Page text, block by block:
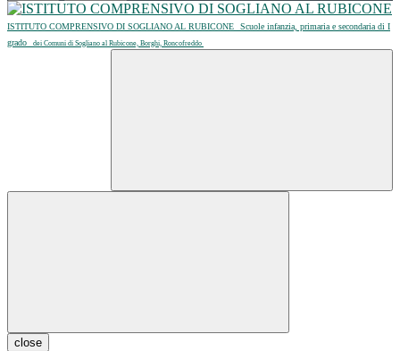
ISTITUTO COMPRENSIVO DI SOGLIANO AL RUBICONE
Scuole infanzia, primaria e secondaria di I
grado
dei Comuni di Sogliano al Rubicone, Borghi, Roncofreddo
close